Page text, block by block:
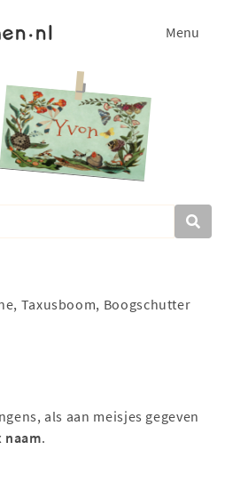
Menu
Taxusboom, Boogschutter
als aan meisjes gegeven
naam.